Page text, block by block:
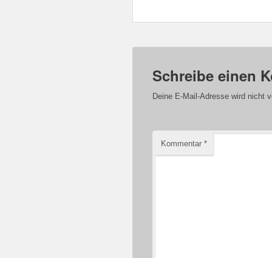
Schreibe einen
Deine E-Mail-Adresse wird nicht
Kommentar *